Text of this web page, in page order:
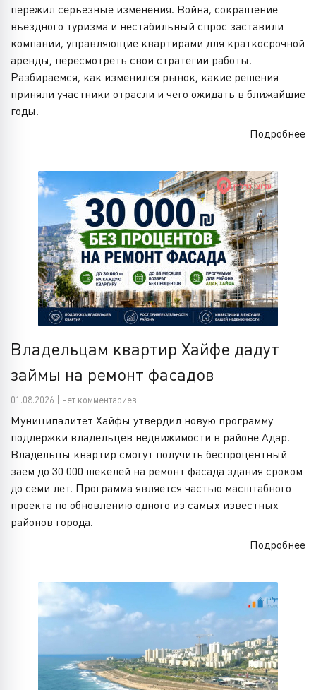
пережил серьезные изменения. Война, сокращение
въездного туризма и нестабильный спрос заставили
компании, управляющие квартирами для краткосрочной
аренды, пересмотреть свои стратегии работы.
Разбираемся, как изменился рынок, какие решения
приняли участники отрасли и чего ожидать в ближайшие
годы.
Подробнее
Владельцам квартир Хайфе дадут
займы на ремонт фасадов
01.08.2026 | нет комментариев
Муниципалитет Хайфы утвердил новую программу
поддержки владельцев недвижимости в районе Адар.
Владельцы квартир смогут получить беспроцентный
заем до 30 000 шекелей на ремонт фасада здания сроком
до семи лет. Программа является частью масштабного
проекта по обновлению одного из самых известных
районов города.
Подробнее